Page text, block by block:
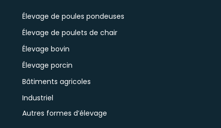
Élevage de poules pondeuses
Élevage de poulets de chair
Élevage bovin
Élevage porcin
Bâtiments agricoles
Industriel
Autres formes d’élevage